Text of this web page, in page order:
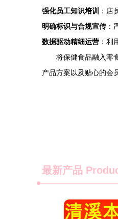
强化员工知识培训
：店
明确标识与合规宣传 ：
数据驱动精细运营 ：利
将保健食品融入零
产品方案以及贴心的会
最新产品